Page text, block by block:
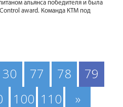
альянса победителя и была
award. Команда КТМ под
30 77 78
79
100 110 »